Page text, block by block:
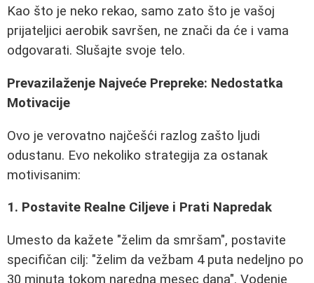
Kao što je neko rekao, samo zato što je vašoj
prijateljici aerobik savršen, ne znači da će i vama
odgovarati. Slušajte svoje telo.
Prevazilaženje Najveće Prepreke: Nedostatka
Motivacije
Ovo je verovatno najčešći razlog zašto ljudi
odustanu. Evo nekoliko strategija za ostanak
motivisanim:
1. Postavite Realne Ciljeve i Prati Napredak
Umesto da kažete "želim da smršam", postavite
specifičan cilj: "želim da vežbam 4 puta nedeljno po
30 minuta tokom naredna mesec dana". Vodenje